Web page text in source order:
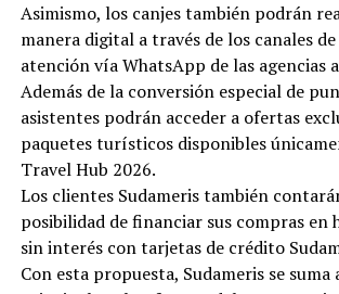
Asimismo, los canjes también podrán
manera digital a través de los canales de
atención vía WhatsApp de las agencias
Además de la conversión especial de
asistentes podrán acceder a ofertas
paquetes turísticos disponibles
Travel Hub 2026.
Los clientes Sudameris también
posibilidad de financiar sus compras en
sin interés con tarjetas de crédito
Con esta propuesta, Sudameris se suma